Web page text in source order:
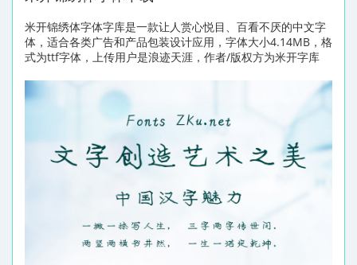
米开锦绣体字体字库是一款让人赏心悦目、百看不厌的中文字
体，适合各类广告和产品包装设计应用，字体大小4.14MB，格
式为ttf字体，上传用户是浪迹天涯，作者/版权方为米开字库